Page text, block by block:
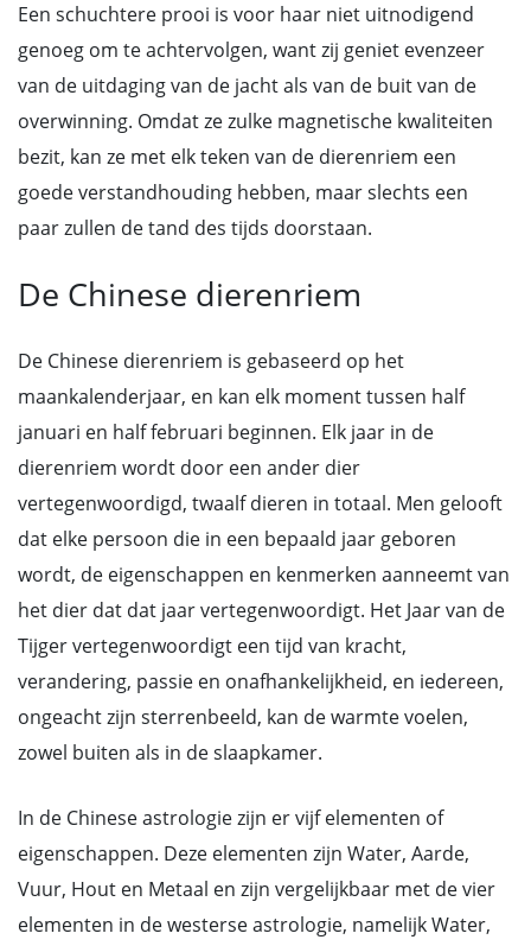
Een schuchtere prooi is voor haar niet uitnodigend
genoeg om te achtervolgen, want zij geniet evenzeer
van de uitdaging van de jacht als van de buit van de
overwinning. Omdat ze zulke magnetische kwaliteiten
bezit, kan ze met elk teken van de dierenriem een
goede verstandhouding hebben, maar slechts een
paar zullen de tand des tijds doorstaan.
De Chinese dierenriem
De Chinese dierenriem is gebaseerd op het
maankalenderjaar, en kan elk moment tussen half
januari en half februari beginnen. Elk jaar in de
dierenriem wordt door een ander dier
vertegenwoordigd, twaalf dieren in totaal. Men gelooft
dat elke persoon die in een bepaald jaar geboren
wordt, de eigenschappen en kenmerken aanneemt van
het dier dat dat jaar vertegenwoordigt. Het Jaar van de
Tijger vertegenwoordigt een tijd van kracht,
verandering, passie en onafhankelijkheid, en iedereen,
ongeacht zijn sterrenbeeld, kan de warmte voelen,
zowel buiten als in de slaapkamer.
In de Chinese astrologie zijn er vijf elementen of
eigenschappen. Deze elementen zijn Water, Aarde,
Vuur, Hout en Metaal en zijn vergelijkbaar met de vier
elementen in de westerse astrologie, namelijk Water,